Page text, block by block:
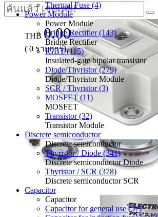
THB 0.00
( 0 รายการ)
Thermal Fuse (4)
Power Module
Power Module
Bridge Rectifier (143)
Bridge Rectifier
IGBT (115)
Insulated-gate bipolar transistor
Diode/Thyristor (279)
Diode/Thyristor Module
SCR / Thyristor (3)
MOSFET (11)
MOSFET
Transistor (32)
Transistor Module
Discrete semiconductor
Discrete semiconductor
Thyristor / Diode (341)
Discrete semiconductor Diode
Thyristor / SCR (378)
Discrete semiconductor SCR
Capacitor
Capacitor
Capacitor for general use (57)